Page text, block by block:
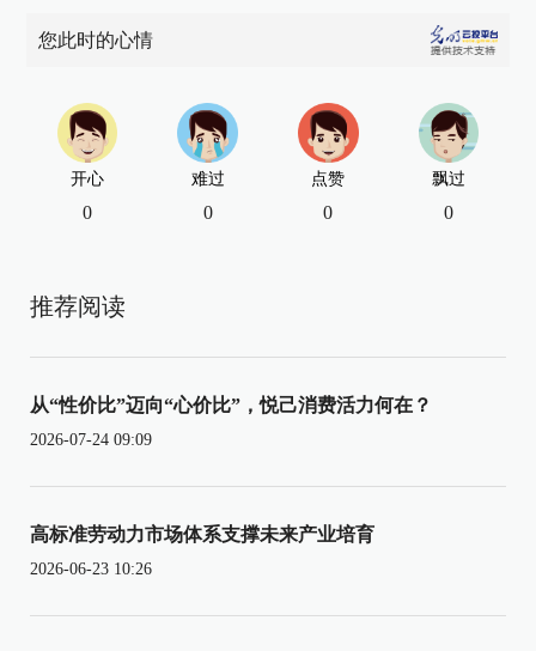
您此时的心情
开心
0
难过
0
点赞
0
飘过
0
推荐阅读
从“性价比”迈向“心价比”，悦己消费活力何在？
2026-07-24 09:09
高标准劳动力市场体系支撑未来产业培育
2026-06-23 10:26